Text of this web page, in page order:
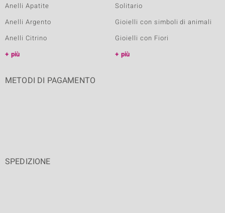
Anelli Apatite
Anelli Argento
Anelli Citrino
più
Solitario
Gioielli con simboli di animali
Gioielli con Fiori
più
METODI DI PAGAMENTO
SPEDIZIONE